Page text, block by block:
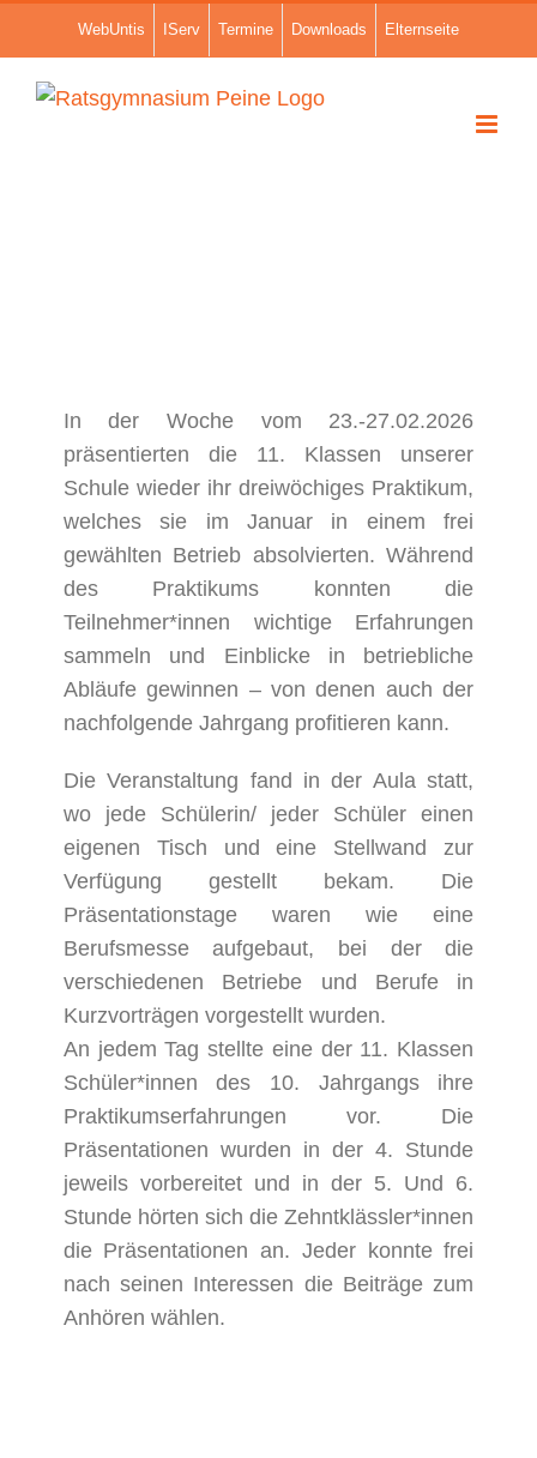
springen
WebUntis IServ Termine Downloads Elternseite
In der Woche vom 23.-27.02.2026
präsentierten die 11. Klassen unserer
Schule wieder ihr dreiwöchiges Praktikum,
welches sie im Januar in einem frei
gewählten Betrieb absolvierten. Während
des Praktikums konnten die
Teilnehmer*innen wichtige Erfahrungen
sammeln und Einblicke in betriebliche
Abläufe gewinnen – von denen auch der
nachfolgende Jahrgang profitieren kann.
Die Veranstaltung fand in der Aula statt,
wo jede Schülerin/ jeder Schüler einen
eigenen Tisch und eine Stellwand zur
Verfügung gestellt bekam. Die
Präsentationstage waren wie eine
Berufsmesse aufgebaut, bei der die
verschiedenen Betriebe und Berufe in
Kurzvorträgen vorgestellt wurden.
An jedem Tag stellte eine der 11. Klassen
Schüler*innen des 10. Jahrgangs ihre
Praktikumserfahrungen vor. Die
Präsentationen wurden in der 4. Stunde
jeweils vorbereitet und in der 5. Und 6.
Stunde hörten sich die Zehntklässler*innen
die Präsentationen an. Jeder konnte frei
nach seinen Interessen die Beiträge zum
Anhören wählen.